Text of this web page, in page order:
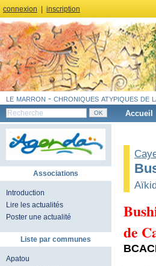
connexion inscription
le marron - chroniques atypiques de
Accueil
Associations
Introduction
Lire les actualités
Poster une actualité
Liste par communes
Apatou
de